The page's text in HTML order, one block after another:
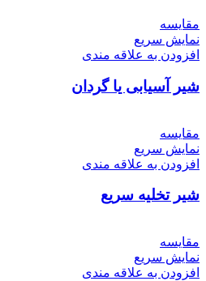
مقايسه
نمایش سریع
افزودن به علاقه مندی
شیر آسیابی یا گردان
مقايسه
نمایش سریع
افزودن به علاقه مندی
شیر تخلیه سریع
مقايسه
نمایش سریع
افزودن به علاقه مندی